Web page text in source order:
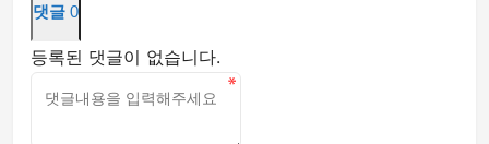
댓글 0
등록된 댓글이 없습니다.